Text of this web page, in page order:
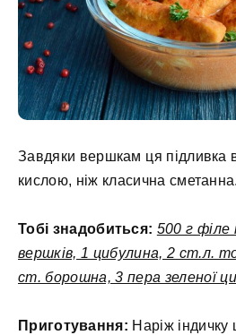
Завдяки вершкам ця підливка
кислою, ніж класична сметанна.
Тобі знадобиться: 500 г філе
вершків, 1 цибулина, 2 ст.л.
ст. борошна, 3 пера зеленої
Приготування: Наріж